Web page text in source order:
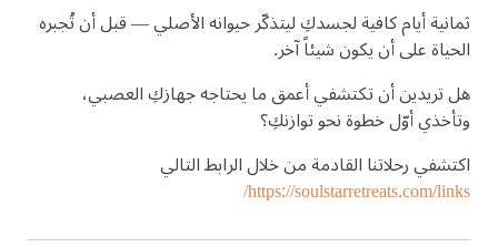
ثمانية أيام كافية لجسدكِ ليتذكّر حيوانه الأصلي — قبل أن تُجبره
الحياة على أن يكون شيئاً آخر.
هل تريدين أن تكتشفي أعمق ما يحتاجه جهازكِ العصبي،
وتأخذي أوّل خطوة نحو توازنكِ؟
اكتشفي رحلاتنا القادمة من خلال الرابط التالي
https://soulstarretreats.com/links/